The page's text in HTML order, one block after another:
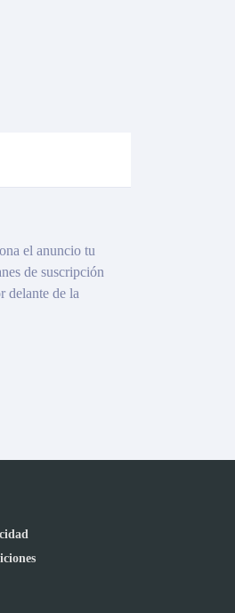
el anuncio tu
de suscripción
delante de la